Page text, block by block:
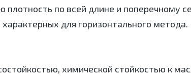
плотность по всей длине и поперечному
для горизонтального метода.
химической стойкостью к